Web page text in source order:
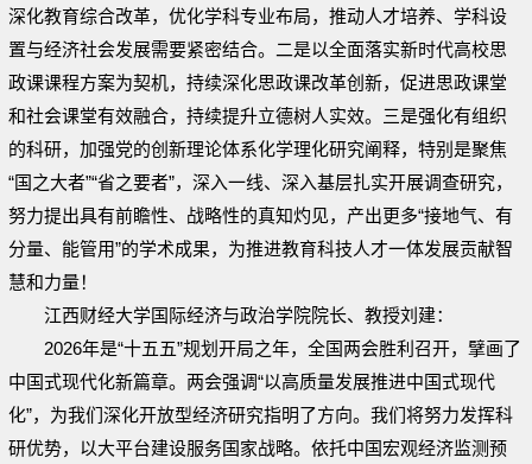
深化教育综合改革，优化学科专业布局，推动人才培养、学科设
置与经济社会发展需要紧密结合。二是以全面落实新时代高校思
政课课程方案为契机，持续深化思政课改革创新，促进思政课堂
和社会课堂有效融合，持续提升立德树人实效。三是强化有组织
的科研，加强党的创新理论体系化学理化研究阐释，特别是聚焦
“国之大者”“省之要者”，深入一线、深入基层扎实开展调查研究，
努力提出具有前瞻性、战略性的真知灼见，产出更多“接地气、有
分量、能管用”的学术成果，为推进教育科技人才一体发展贡献智
慧和力量！
江西财经大学国际经济与政治学院院长、教授刘建：
2026年是“十五五”规划开局之年，全国两会胜利召开，擘画了
中国式现代化新篇章。两会强调“以高质量发展推进中国式现代
化”，为我们深化开放型经济研究指明了方向。我们将努力发挥科
研优势，以大平台建设服务国家战略。依托中国宏观经济监测预